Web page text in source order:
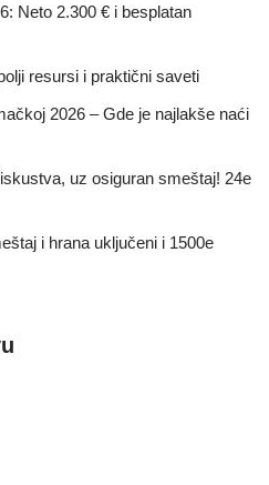
Neto 2.300 € i besplatan
resursi i praktični saveti
2026 – Gde je najlakše naći
uz osiguran smeštaj! 24e
i hrana uključeni i 1500e